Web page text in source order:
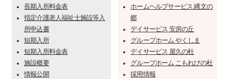
長期入所料金表
指定介護老人福祉士施設等入
所申込書
短期入所
短期入所料金表
施設概要
情報公開
ホームヘルプサービス 縄文の
郷
デイサービス 安房の丘
グループホーム やくしま
デイサービス 屋久の杜
グループホーム こもれびの杜
採用情報